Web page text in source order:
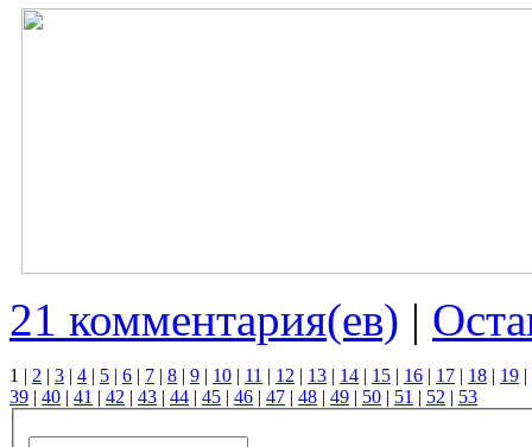
21 комментария(ев) |
1 | 2 | 3 | 4 | 5 | 6 | 7 | 8 | 9 | 10 | 11 | 12 | 13 | 14 | 15 | 16 | 17 | 18 | 19 |
39 | 40 | 41 | 42 | 43 | 44 | 45 | 46 | 47 | 48 | 49 | 50 | 51 | 52 | 53